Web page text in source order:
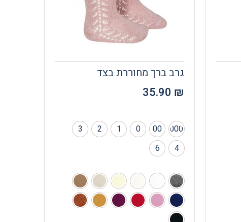
גרב ברך מחוררת בצד
35.90 ₪
000
00
0
1
2
3
4
6